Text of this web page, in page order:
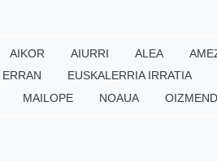
AIKOR AIURRI ALEA
ERRAN EUSKALERRIA IRRATIA
MAILOPE NOAUA